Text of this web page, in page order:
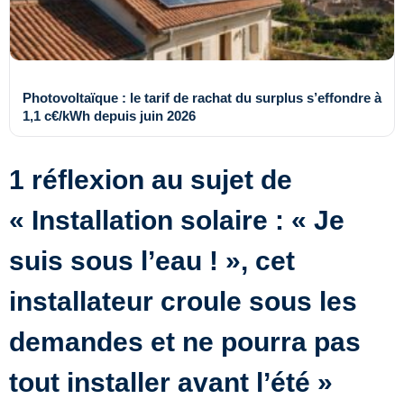
Photovoltaïque : le tarif de rachat du surplus s’effondre à
1,1 c€/kWh depuis juin 2026
1 réflexion au sujet de
« Installation solaire : « Je
suis sous l’eau ! », cet
installateur croule sous les
demandes et ne pourra pas
tout installer avant l’été »